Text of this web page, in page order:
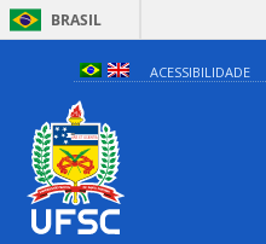
BRASIL
ACESSIBILIDADE